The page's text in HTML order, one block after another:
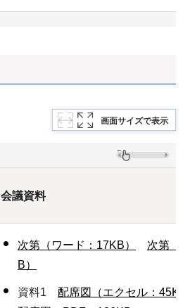
画面サイズで表示
会議資料
次第（ワード：17KB）
次第（
B）
資料1 配席図（エクセル：45KB